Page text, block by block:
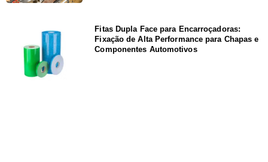
Fitas Dupla Face para Encarroçadoras:
Fixação de Alta Performance para Chapas e
Componentes Automotivos